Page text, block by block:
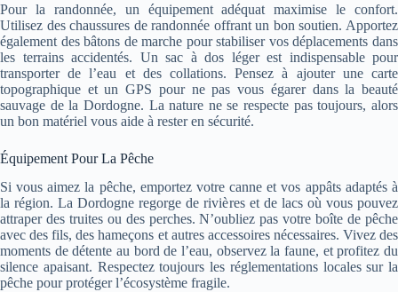
Pour la randonnée, un équipement adéquat maximise le confort.
Utilisez des chaussures de randonnée offrant un bon soutien. Apportez
également des bâtons de marche pour stabiliser vos déplacements dans
les terrains accidentés. Un sac à dos léger est indispensable pour
transporter de l’eau et des collations. Pensez à ajouter une carte
topographique et un GPS pour ne pas vous égarer dans la beauté
sauvage de la Dordogne. La nature ne se respecte pas toujours, alors
un bon matériel vous aide à rester en sécurité.
Équipement Pour La Pêche
Si vous aimez la pêche, emportez votre canne et vos appâts adaptés à
la région. La Dordogne regorge de rivières et de lacs où vous pouvez
attraper des truites ou des perches. N’oubliez pas votre boîte de pêche
avec des fils, des hameçons et autres accessoires nécessaires. Vivez des
moments de détente au bord de l’eau, observez la faune, et profitez du
silence apaisant. Respectez toujours les réglementations locales sur la
pêche pour protéger l’écosystème fragile.